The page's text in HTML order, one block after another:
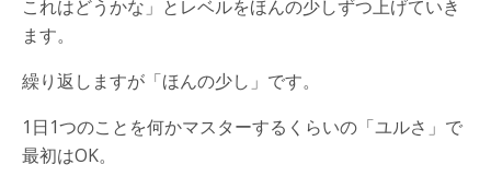
これはどうかな」とレベルをほんの少しずつ上げていき
ます。
繰り返しますが「ほんの少し」です。
1日1つのことを何かマスターするくらいの「ユルさ」で
最初はOK。